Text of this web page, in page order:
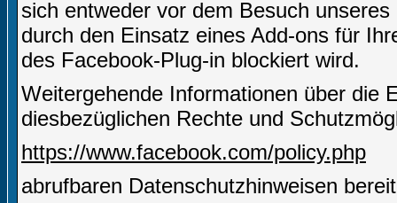
sich entweder vor dem Besuch
durch den Einsatz eines Add-ons für
des Facebook-Plug-in blockiert wird.
Weitergehende Informationen über die
diesbezüglichen Rechte und
https://www.facebook.com/policy.php
abrufbaren Datenschutzhinweisen